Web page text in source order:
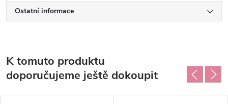
Ostatní informace
K tomuto produktu
doporučujeme ještě dokoupit